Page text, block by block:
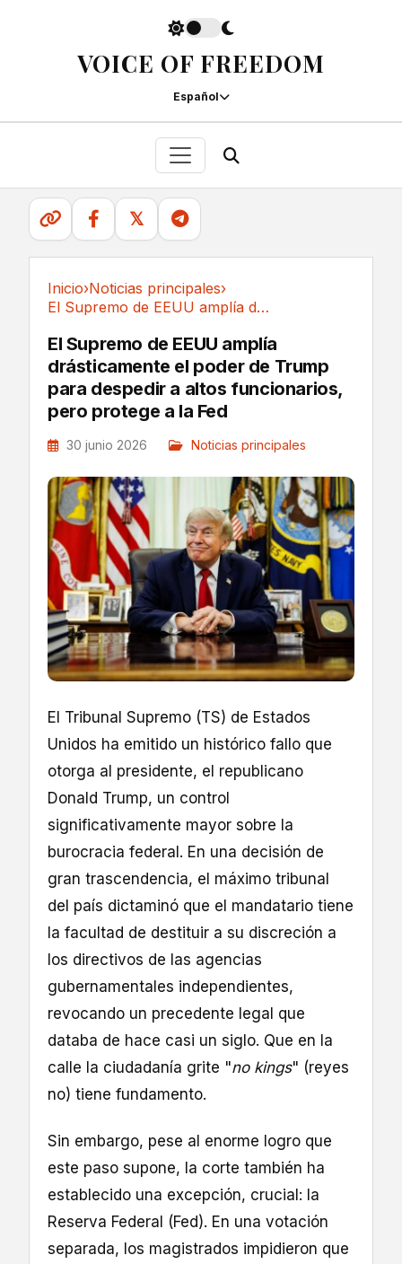
VOICE OF FREEDOM
Español
𝕏
Inicio›Noticias principales›
El Supremo de EEUU amplía drásticamente el...
El Supremo de EEUU amplía
drásticamente el poder de Trump
para despedir a altos funcionarios,
pero protege a la Fed
30 junio 2026 Noticias principales
El Tribunal Supremo (TS) de Estados
Unidos ha emitido un histórico fallo que
otorga al presidente, el republicano
Donald Trump, un control
significativamente mayor sobre la
burocracia federal. En una decisión de
gran trascendencia, el máximo tribunal
del país dictaminó que el mandatario tiene
la facultad de destituir a su discreción a
los directivos de las agencias
gubernamentales independientes,
revocando un precedente legal que
databa de hace casi un siglo. Que en la
calle la ciudadanía grite "no kings" (reyes
no) tiene fundamento.
Sin embargo, pese al enorme logro que
este paso supone, la corte también ha
establecido una excepción, crucial: la
Reserva Federal (Fed). En una votación
separada, los magistrados impidieron que